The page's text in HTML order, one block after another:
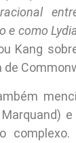
e como
Kang
de
e
complexo.